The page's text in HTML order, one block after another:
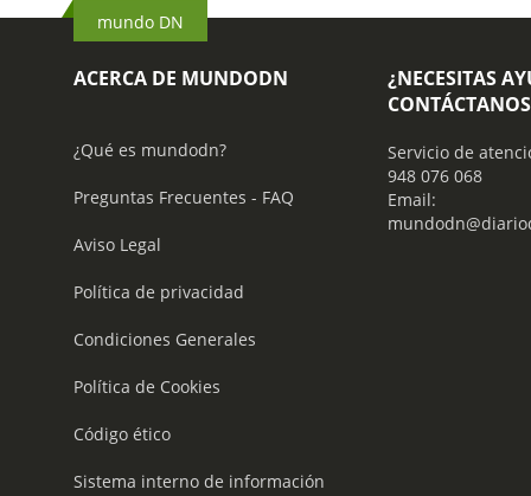
mundo DN
ACERCA DE MUNDODN
¿Qué es mundodn?
Preguntas Frecuentes - FAQ
Aviso Legal
Política de privacidad
Condiciones Generales
Política de Cookies
Código ético
Sistema interno de información
¿NECESITAS
CONTÁCTANOS
Servicio de
948 076 068
Email: